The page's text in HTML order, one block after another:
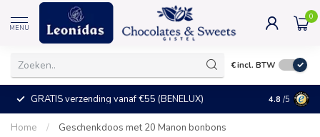
MENU
0
€incl. BTW
GRATIS verzending vanaf €55 (BENELUX) +25°C =
4.8 /5
Home / Geschenkdoos met 20 Manon bonbons